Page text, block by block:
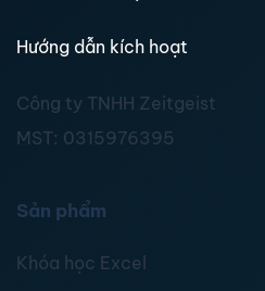
Hướng dẫn kích hoạt
Công ty TNHH Zeitgeist
MST: 0315976395
Sản phẩm
Khóa học Excel